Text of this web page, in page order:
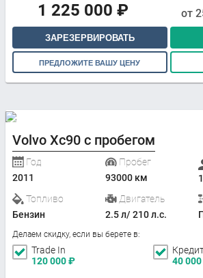
1 225 000 ₽ от
ЗАРЕЗЕРВИРОВАТЬ
ПРЕДЛОЖИТЕ ВАШУ ЦЕНУ
Volvo Xc90 с пробегом
Год
2011
Пробег
93000 км
1
Топливо
Бензин
Двигатель
2.5 л/ 210 л.с.
Делаем скидку, если вы берете в:
Trade In
120 000₽
40 000